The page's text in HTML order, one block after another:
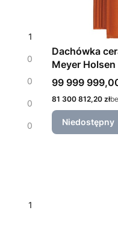
1
0
0
0
0
1
Dachówka
Meyer Holsen
Cena
99 999
Cena
81 300 812,20 zł
Niedostępny